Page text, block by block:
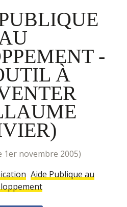
-
À
1er novembre 2005)
Aide Publique au